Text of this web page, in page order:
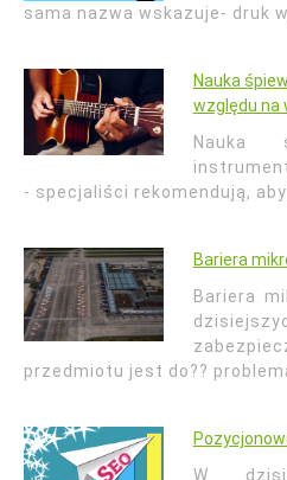
sama nazwa wskazuje- druk
Nauka
względu na
- specjaliści rekomendują, aby
Bariera
Bariera
przedmiotu jest do??
W